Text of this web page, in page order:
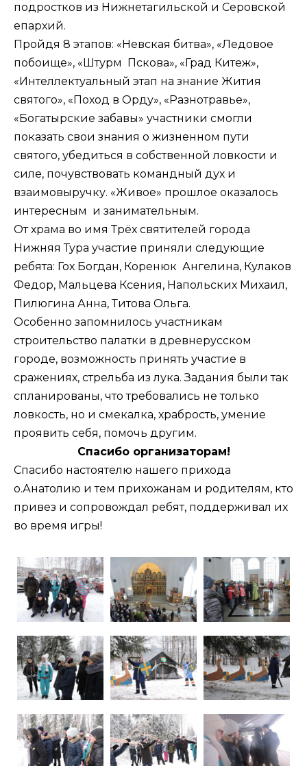
подростков из Нижнетагильской и Серовской
епархий.
Пройдя 8 этапов: «Невская битва», «Ледовое
побоище», «Штурм Пскова», «Град Китеж»,
«Интеллектуальный этап на знание Жития
святого», «Поход в Орду», «Разнотравье»,
«Богатырские забавы» участники смогли
показать свои знания о жизненном пути
святого, убедиться в собственной ловкости и
силе, почувствовать командный дух и
взаимовыручку. «Живое» прошлое оказалось
интересным и занимательным.
От храма во имя Трёх святителей города
Нижняя Тура участие приняли следующие
ребята: Гох Богдан, Коренюк Ангелина, Кулаков
Федор, Мальцева Ксения, Напольских Михаил,
Пилюгина Анна, Титова Ольга.
Особенно запомнилось участникам
строительство палатки в древнерусском
городе, возможность принять участие в
сражениях, стрельба из лука. Задания были так
спланированы, что требовались не только
ловкость, но и смекалка, храбрость, умение
проявить себя, помочь другим.
Спасибо организаторам!
Спасибо настоятелю нашего прихода
о.Анатолию и тем прихожанам и родителям, кто
привез и сопровождал ребят, поддерживал их
во время игры!